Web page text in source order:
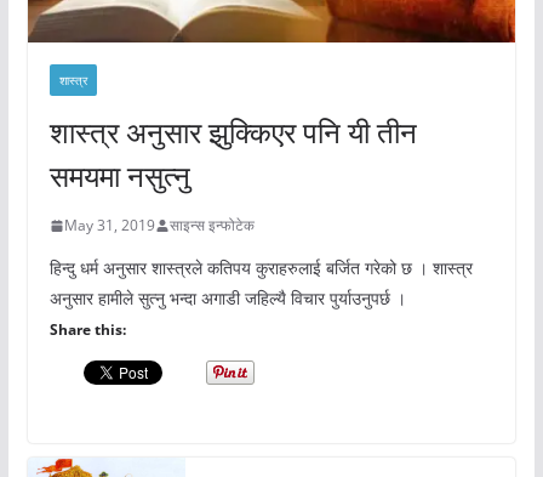
शास्त्र
शास्त्र अनुसार झुक्किएर पनि यी तीन
समयमा नसुत्नु
May 31, 2019 साइन्स इन्फोटेक
हिन्दु धर्म अनुसार शास्त्रले कतिपय कुराहरुलाई बर्जित गरेको छ । शास्त्र
अनुसार हामीले सुत्नु भन्दा अगाडी जहिल्यै विचार पुर्याउनुपर्छ ।
Share this: